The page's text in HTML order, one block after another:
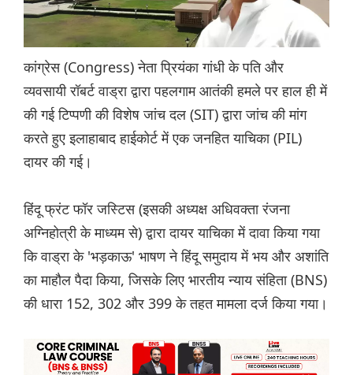
कांग्रेस (Congress) नेता प्रियंका गांधी के पति और
व्यवसायी रॉबर्ट वाड्रा द्वारा पहलगाम आतंकी हमले पर हाल ही में
की गई टिप्पणी की विशेष जांच दल (SIT) द्वारा जांच की मांग
करते हुए इलाहाबाद हाईकोर्ट में एक जनहित याचिका (PIL)
दायर की गई।
हिंदू फ्रंट फॉर जस्टिस (इसकी अध्यक्ष अधिवक्ता रंजना
अग्निहोत्री के माध्यम से) द्वारा दायर याचिका में दावा किया गया
कि वाड्रा के 'भड़काऊ' भाषण ने हिंदू समुदाय में भय और अशांति
का माहौल पैदा किया, जिसके लिए भारतीय न्याय संहिता (BNS)
की धारा 152, 302 और 399 के तहत मामला दर्ज किया गया।